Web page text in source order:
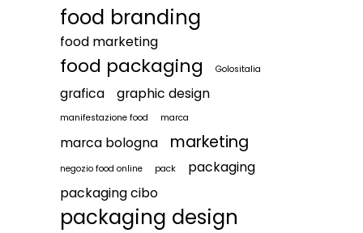
food branding
food marketing
food packaging Golositalia
grafica graphic design
manifestazione food marca
marca bologna marketing
negozio food online pack
packaging
packaging cibo
packaging design